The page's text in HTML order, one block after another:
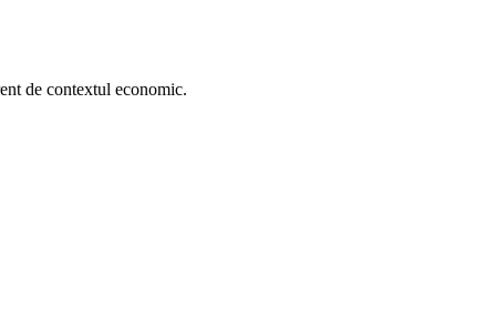
de contextul economic.